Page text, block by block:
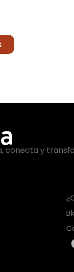
conecta y